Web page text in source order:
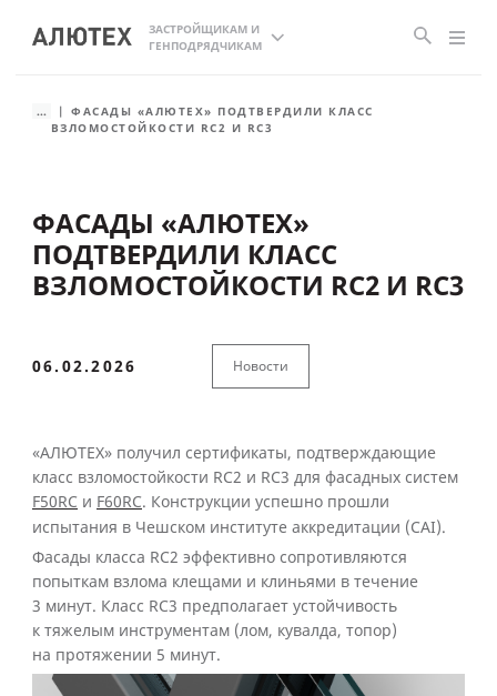
ЗАСТРОЙЩИКАМ И
ГЕНПОДРЯДЧИКАМ
...
ФАСАДЫ «АЛЮТЕХ» ПОДТВЕРДИЛИ КЛАСС
ВЗЛОМОСТОЙКОСТИ RC2 И RC3
ФАСАДЫ «АЛЮТЕХ»
ПОДТВЕРДИЛИ КЛАСС
ВЗЛОМОСТОЙКОСТИ RC2 И RC3
06.02.2026 Новости
«АЛЮТЕХ» получил сертификаты, подтверждающие
класс взломостойкости RC2 и RC3 для фасадных систем
F50RC и F60RC. Конструкции успешно прошли
испытания в Чешском институте аккредитации (CAI).
Фасады класса RC2 эффективно сопротивляются
попыткам взлома клещами и клиньями в течение
3 минут. Класс RC3 предполагает устойчивость
к тяжелым инструментам (лом, кувалда, топор)
на протяжении 5 минут.